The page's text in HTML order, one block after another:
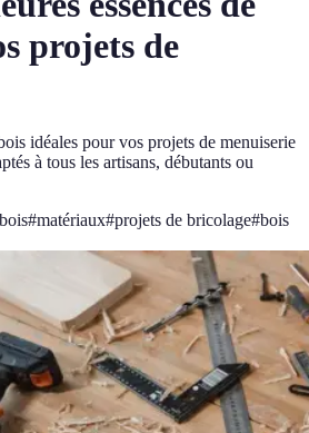
projets de
idéales pour vos projets de menuiserie
à tous les artisans, débutants ou
#matériaux#projets de bricolage#bois